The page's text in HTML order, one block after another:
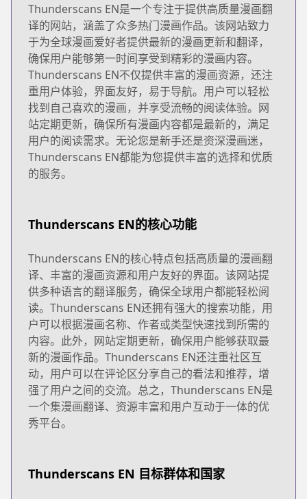
Thunderscans EN是一个专注于提供高质量漫画翻
译的网站，涵盖了众多热门漫画作品。该网站致力
于为全球漫画爱好者提供最新的漫画更新和翻译，
确保用户能够第一时间享受到精彩的漫画内容。
Thunderscans EN不仅提供丰富的漫画资源，还注
重用户体验，界面友好，易于导航。用户可以轻松
找到自己喜欢的漫画，并享受流畅的阅读体验。网
站定期更新，确保所有漫画内容都是最新的，满足
用户的阅读需求。无论您是新手还是资深漫画迷，
Thunderscans EN都能为您提供丰富的选择和优质
的服务。
Thunderscans EN的核心功能
Thunderscans EN的核心特点包括高质量的漫画翻
译、丰富的漫画资源和用户友好的界面。该网站提
供多种语言的翻译服务，确保全球用户都能轻松阅
读。Thunderscans EN还拥有强大的搜索功能，用
户可以根据漫画名称、作者或类型快速找到所需的
内容。此外，网站定期更新，确保用户能够获取最
新的漫画作品。Thunderscans EN还注重社区互
动，用户可以在评论区分享自己的看法和推荐，增
强了用户之间的交流。总之，Thunderscans EN是
一个集漫画翻译、资源丰富和用户互动于一体的优
秀平台。
Thunderscans EN 目标群体和国家